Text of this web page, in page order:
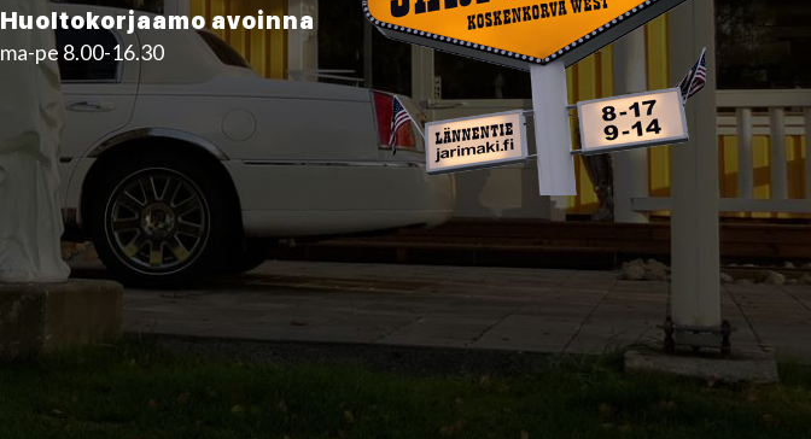
Huoltokorjaamo avoinna
ma-pe 8.00-16.30